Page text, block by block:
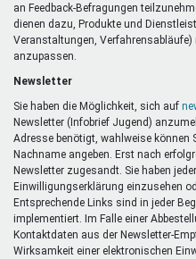
an Feedback-Befragungen
dienen dazu, Produkte und
Veranstaltungen,
anzupassen.
Newsletter
Sie haben die Möglichkeit, sich auf
Newsletter (Infobrief Jugend)
Adresse benötigt, wahlweise können
Nachname angeben. Erst nach
Newsletter zugesandt. Sie haben
Einwilligungserklärung einzusehen
Entsprechende Links sind in jeder
implementiert. Im Falle einer
Kontaktdaten aus der Newsletter-
Wirksamkeit einer elektronischen